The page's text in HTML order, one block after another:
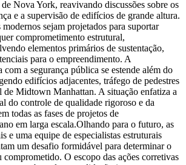
Nova York, reavivando discussões sobre os
e a supervisão de edifícios de grande altura.
sejam projetados para suportar
comprometimento estrutural,
elementos primários de sustentação,
para o empreendimento. A
com a segurança pública se estende além do
edifícios adjacentes, tráfego de pedestres
de Midtown Manhattan. A situação enfatiza a
do controle de qualidade rigoroso e da
todas as fases de projetos de
em larga escala.Olhando para o futuro, as
e uma equipe de especialistas estruturais
um desafio formidável para determinar o
O escopo das ações corretivas